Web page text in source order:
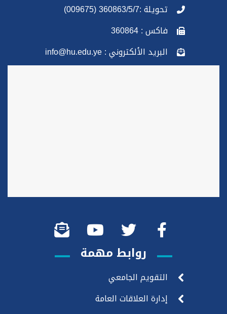
تحويلة :360863/5/7 (009675)
فاكس : 360864
البريد الألكتروني : info@hu.edu.ye
روابط مهمة
التقويم الجامعي
إدارة العلاقات العامة